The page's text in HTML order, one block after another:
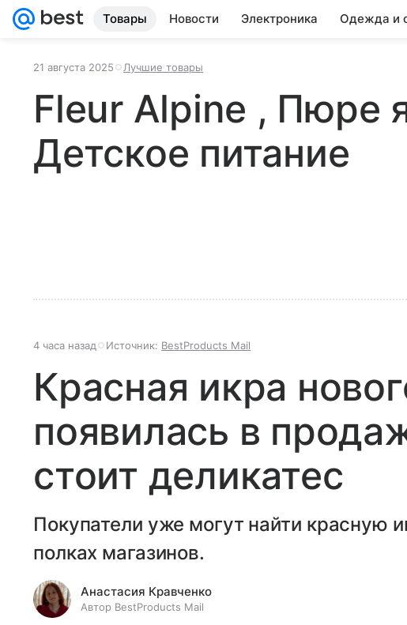
Товары Новости Электроника Одежда и
21 августа 2025 Лучшие товары
Fleur Alpine , Пюре
Детское питание
4 часа назад Источник: BestProducts Mail
Красная икра
появилась в
стоит деликатес
Покупатели уже могут найти красную
полках магазинов.
Анастасия Кравченко
Автор BestProducts Mail